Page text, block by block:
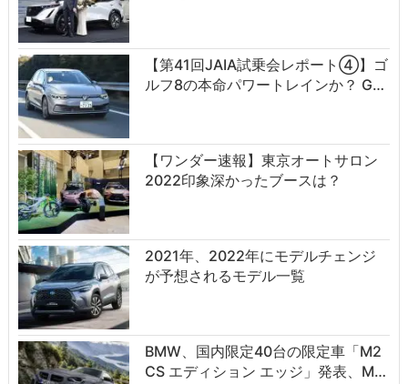
【第41回JAIA試乗会レポート④】ゴ
ルフ8の本命パワートレインか？ G…
【ワンダー速報】東京オートサロン
2022印象深かったブースは？
2021年、2022年にモデルチェンジ
が予想されるモデル一覧
BMW、国内限定40台の限定車「M2
CS エディション エッジ」発表、M…